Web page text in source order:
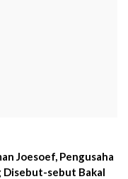
Joesoef, Pengusaha
Disebut-sebut Bakal